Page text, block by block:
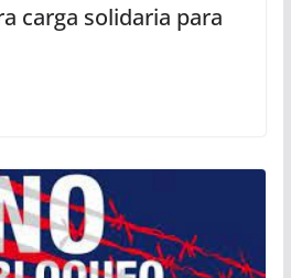
carga solidaria para